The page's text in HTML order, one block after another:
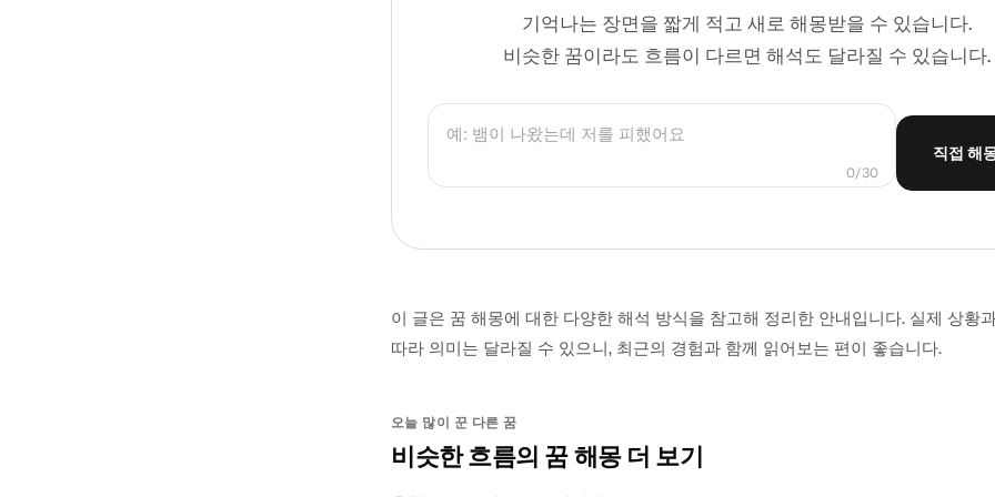
기억나는 장면을 짧게 적고 새로 해몽받을 수 있습니다.
비슷한 꿈이라도 흐름이 다르면 해석도 달라질 수 있습니다.
0/30
직접 해
이 글은 꿈 해몽에 대한 다양한 해석 방식을 참고해 정리한 안내입니다. 실제 상황
따라 의미는 달라질 수 있으니, 최근의 경험과 함께 읽어보는 편이 좋습니다.
오늘 많이 꾼 다른 꿈
비슷한 흐름의 꿈 해몽 더 보기